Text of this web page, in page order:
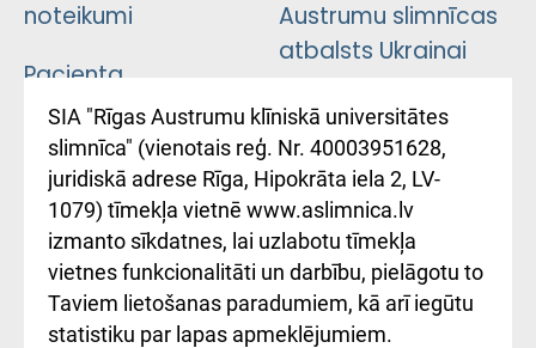
noteikumi
Pacienta
atsauksmju/sūdzību
iesniegšanas
kārtība
Kā pie mums nokļūt
Rēķinu apmaksas
ceļvedis
Austrumu slimnīcas
atbalsts Ukrainai
Підтримка Східної
лікарні та співпраця з
Україною
SIA "Rīgas Austrumu klīniskā universitātes
slimnīca" (vienotais reģ. Nr. 40003951628,
juridiskā adrese Rīga, Hipokrāta iela 2, LV-
1079) tīmekļa vietnē www.aslimnica.lv
izmanto sīkdatnes, lai uzlabotu tīmekļa
vietnes funkcionalitāti un darbību, pielāgotu to
Taviem lietošanas paradumiem, kā arī iegūtu
statistiku par lapas apmeklējumiem.